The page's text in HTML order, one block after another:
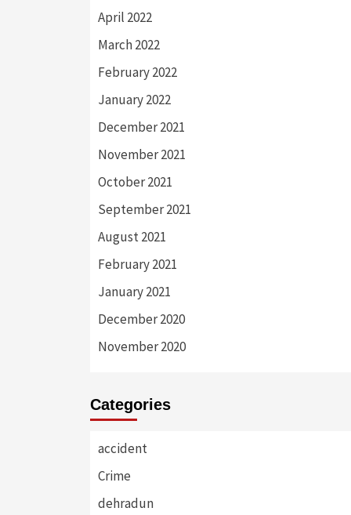
April 2022
March 2022
February 2022
January 2022
December 2021
November 2021
October 2021
September 2021
August 2021
February 2021
January 2021
December 2020
November 2020
Categories
accident
Crime
dehradun